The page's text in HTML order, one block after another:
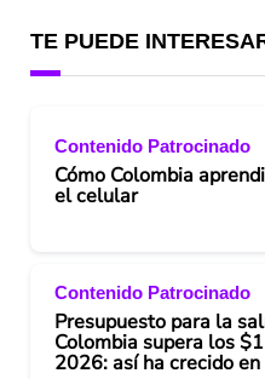
TE PUEDE
Contenido Patrocinado
Cómo Colombia
el celular
Contenido Patrocinado
Presupuesto para la
Colombia supera los
2026: así ha crecido